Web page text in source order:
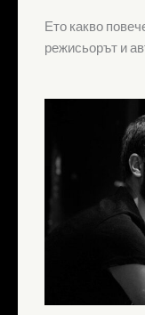
Ето какво
режисьорът и